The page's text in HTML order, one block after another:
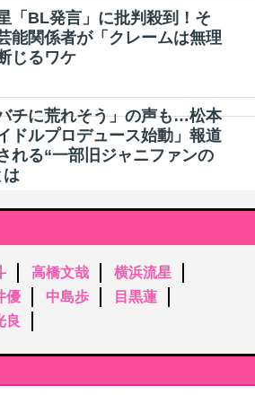
「BL発言」に批判殺到！そ
能関係者が「クレームは無理
じるワケ
チに荒れそう」の声も…松本
ドルプロデュース始動」報道
れる“一部旧ジャニファンの
は
高橋文哉
横浜流星
優 中島歩
目黒蓮
良